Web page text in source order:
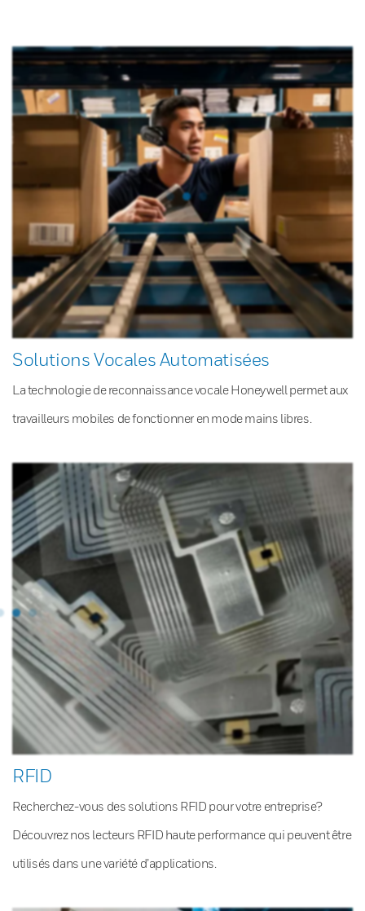
Solutions Vocales Automatisées
La technologie de reconnaissance vocale Honeywell permet aux
travailleurs mobiles de fonctionner en mode mains libres.
RFID
Recherchez-vous des solutions RFID pour votre entreprise?
Découvrez nos lecteurs RFID haute performance qui peuvent être
utilisés dans une variété d’applications.